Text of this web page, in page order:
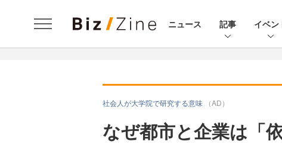
ニュース 記事 イベン
社会人が大学院で研究する意味 （AD）
なぜ都市と企業は「